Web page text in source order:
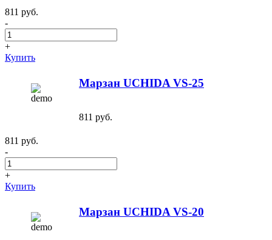
811 руб.
-
+
Купить
Марзан UCHIDA VS-25
811 руб.
811 руб.
-
+
Купить
Марзан UCHIDA VS-20